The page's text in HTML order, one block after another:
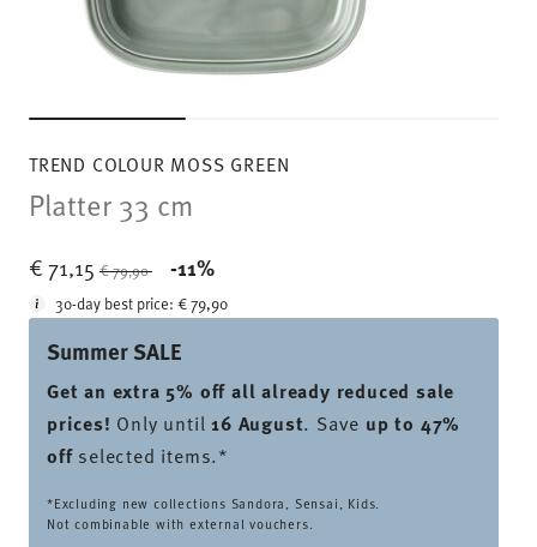
TREND COLOUR MOSS GREEN
Platter 33 cm
€ 71,15 Price reduced from
€ 79,90 -11%
30-day best price:€ 79,90
Summer SALE
Get an extra 5% off all already reduced sale
prices! Only until16 August. Save up to 47%
offselected items.*
*Excluding new collections Sandora, Sensai, Kids.
Not combinable with external vouchers.